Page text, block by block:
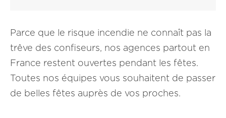
Parce que le risque incendie ne connaît pas la
trêve des confiseurs, nos agences partout en
France restent ouvertes pendant les fêtes.
Toutes nos équipes vous souhaitent de passer
de belles fêtes auprès de vos proches.